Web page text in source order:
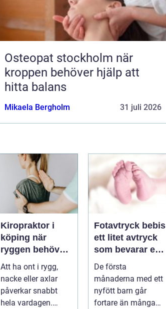
Osteopat stockholm när
kroppen behöver hjälp att
hitta balans
Mikaela Bergholm 31 juli 2026
Kiropraktor i
köping när
ryggen behöver
professionell
hjälp
Att ha ont i rygg,
nacke eller axlar
påverkar snabbt
hela vardagen.
Fotavtryck bebis
ett litet avtryck
som bevarar en
stor stund
De första
månaderna med ett
nyfött barn går
fortare än många